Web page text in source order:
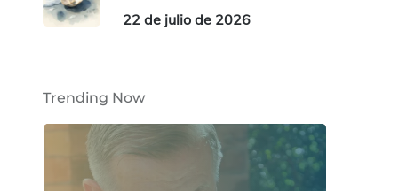
22 de julio de 2026
Trending Now